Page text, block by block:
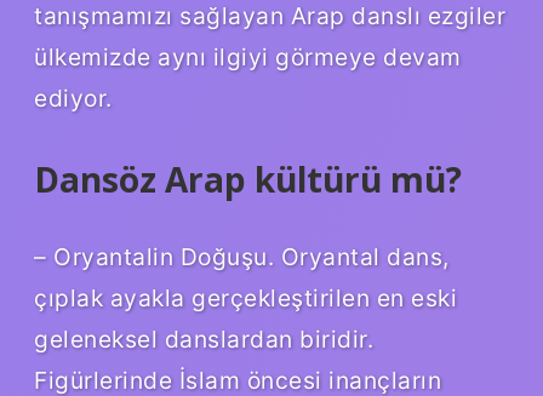
tanışmamızı sağlayan Arap danslı ezgiler
ülkemizde aynı ilgiyi görmeye devam
ediyor.
Dansöz Arap kültürü mü?
– Oryantalin Doğuşu. Oryantal dans,
çıplak ayakla gerçekleştirilen en eski
geleneksel danslardan biridir.
Figürlerinde İslam öncesi inançların